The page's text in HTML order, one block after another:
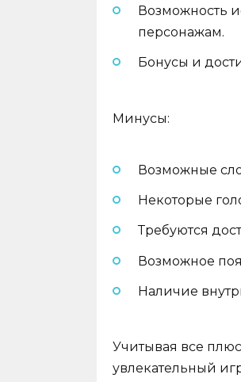
Возможность
персонажам.
Бонусы и
Минусы:
Возможные
Некоторые
Требуются
Возможное
Наличие
Учитывая все
увлекательный